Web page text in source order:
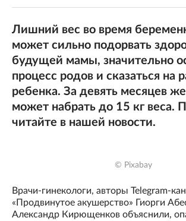
Лишний вес во время
может сильно подорвать
будущей мамы, значительно
процесс родов и сказаться на
ребенка. За девять месяцев
может набрать до 15 кг веса.
читайте в нашей новости.
© Pixabay
Врачи-гинекологи, авторы Telegram-
«Продвинутое акушерство» Гиорги
Александр Кирющенков объяснили,